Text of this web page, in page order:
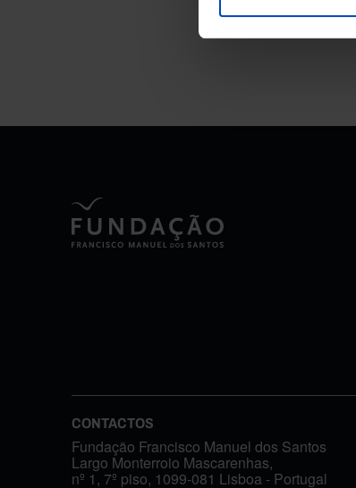
CONTACTOS
Fundação Francisco Manuel dos Santos
Largo Monterroio Mascarenhas,
nº 1, 7º piso, 1099-081 Lisboa - Portugal